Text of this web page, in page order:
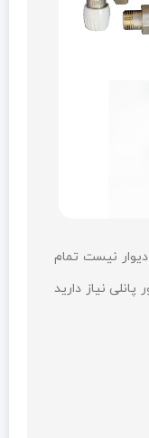
دیوار نیست تمام
نیاز دارید